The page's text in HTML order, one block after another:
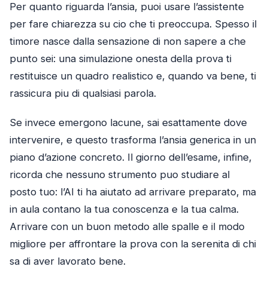
Per quanto riguarda l’ansia, puoi usare l’assistente
per fare chiarezza su cio che ti preoccupa. Spesso il
timore nasce dalla sensazione di non sapere a che
punto sei: una simulazione onesta della prova ti
restituisce un quadro realistico e, quando va bene, ti
rassicura piu di qualsiasi parola.
Se invece emergono lacune, sai esattamente dove
intervenire, e questo trasforma l’ansia generica in un
piano d’azione concreto. Il giorno dell’esame, infine,
ricorda che nessuno strumento puo studiare al
posto tuo: l’AI ti ha aiutato ad arrivare preparato, ma
in aula contano la tua conoscenza e la tua calma.
Arrivare con un buon metodo alle spalle e il modo
migliore per affrontare la prova con la serenita di chi
sa di aver lavorato bene.